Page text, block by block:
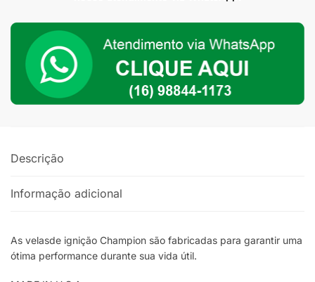
para
Malibu
Motor
Descrição
Informação adicional
As velasde ignição Champion são fabricadas para garantir uma
ótima performance durante sua vida útil.